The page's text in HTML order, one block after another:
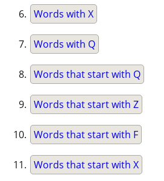
Words with X
Words with Q
Words that start with Q
Words that start with Z
Words that start with F
Words that start with X